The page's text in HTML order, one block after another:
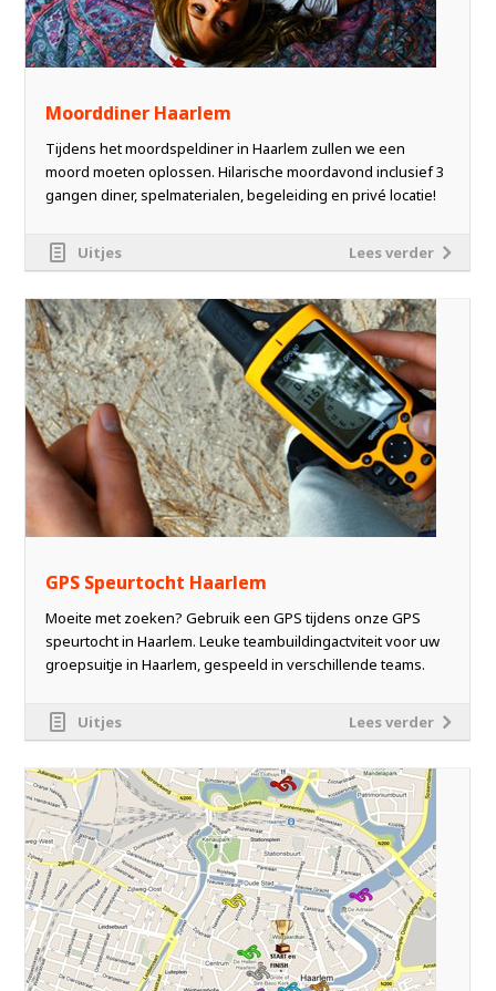
Moorddiner Haarlem
Tijdens het moordspeldiner in Haarlem zullen we een
moord moeten oplossen. Hilarische moordavond inclusief 3
gangen diner, spelmaterialen, begeleiding en privé locatie!
Lees verder
Uitjes
GPS Speurtocht Haarlem
Moeite met zoeken? Gebruik een GPS tijdens onze GPS
speurtocht in Haarlem. Leuke teambuildingactviteit voor uw
groepsuitje in Haarlem, gespeeld in verschillende teams.
Lees verder
Uitjes